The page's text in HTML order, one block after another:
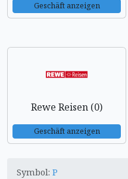
Geschäft anzeigen
Rewe Reisen (0)
Geschäft anzeigen
Symbol: P